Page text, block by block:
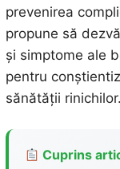
prevenirea
propune să
și simptome ale
pentru
sănătății rinichilor.
Cuprins